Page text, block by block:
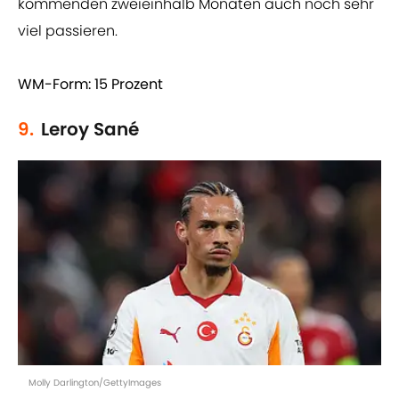
viel passieren.
WM-Form: 15 Prozent
9. Leroy Sané
Molly Darlington/GettyImages